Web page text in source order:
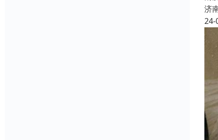
济
24-